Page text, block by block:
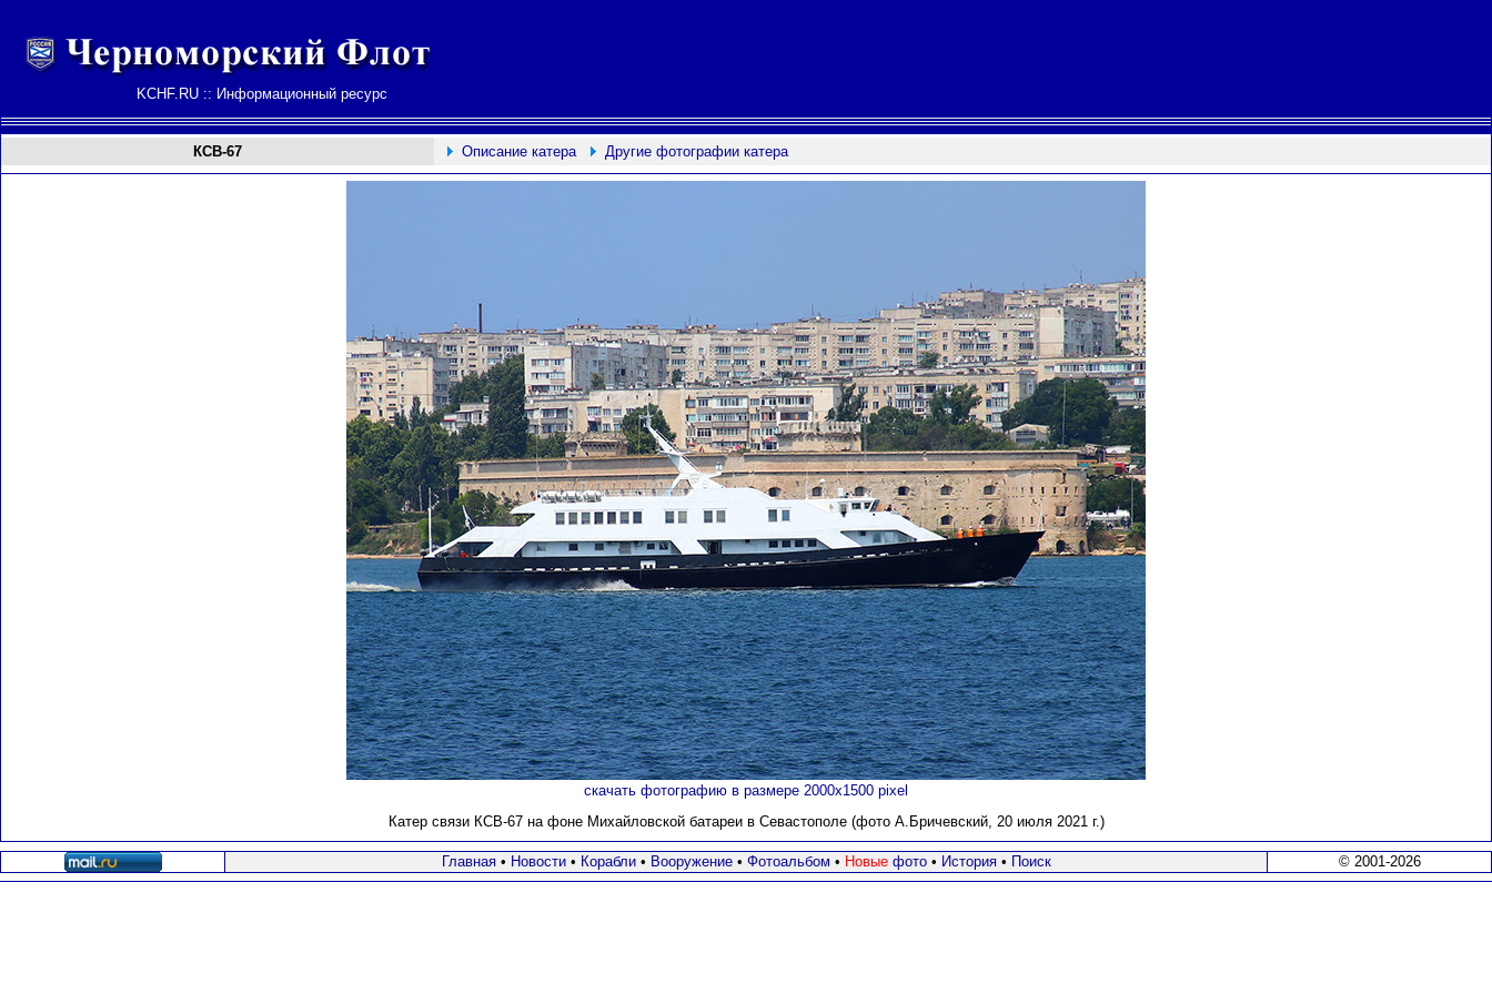
KCHF.RU :: Информационный ресурс
КСВ-67 Описание катера Другие фотографии катера
скачать фотографию в размере 2000х1500 pixel
Катер связи КСВ-67 на фоне Михайловской батареи в Севастополе (фото А.Бричевский, 20 июля 2021 г.)
Главная• Новости• Корабли• Вооружение • Фотоальбом • Новыефото • История• Поиск © 2001-2026